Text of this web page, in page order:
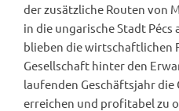
der zusätzliche Routen von
in die ungarische Stadt
blieben die wirtschaftlichen
Gesellschaft hinter den
laufenden Geschäftsjahr die
erreichen und profitabel zu